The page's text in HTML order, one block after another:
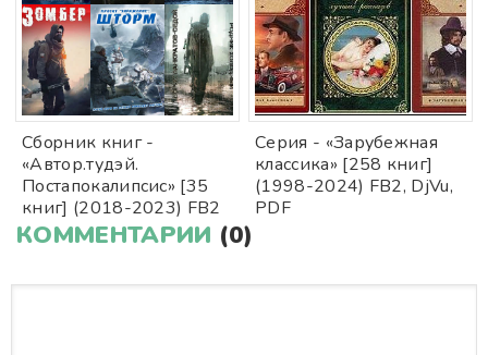
Cбopник книг -
«Автор.тудэй.
Постапокалипсис» [35
книг] (2018-2023) FB2
Серия - «Зарубежная
классика» [258 книг]
(1998-2024) FB2, DjVu,
PDF
КОММЕНТАРИИ (0)